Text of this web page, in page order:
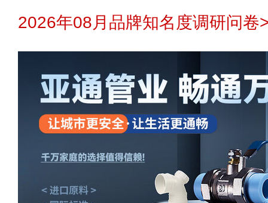
2026年08月品牌知名度调研问卷